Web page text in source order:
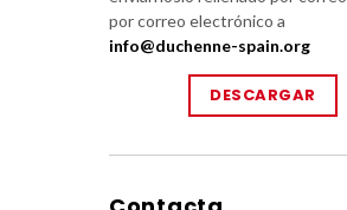
por correo electrónico a
info@duchenne-spain.org
DESCARGAR